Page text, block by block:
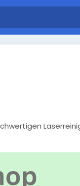
Oxidation, Farbe
und einfach zu
für saubere und